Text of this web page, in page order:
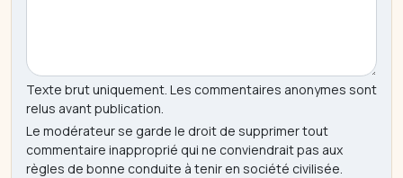
Texte brut uniquement. Les commentaires anonymes sont
relus avant publication.
Le modérateur se garde le droit de supprimer tout
commentaire inapproprié qui ne conviendrait pas aux
règles de bonne conduite à tenir en société civilisée.